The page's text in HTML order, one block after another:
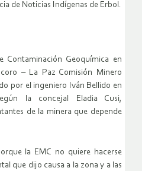
de Noticias Indígenas de Erbol.
Contaminación Geoquímica en
– La Paz Comisión Minero
por el ingeniero Iván Bellido en
la concejal Eladia Cusi,
de la minera que depende
la EMC no quiere hacerse
que dijo causa a la zona y a las